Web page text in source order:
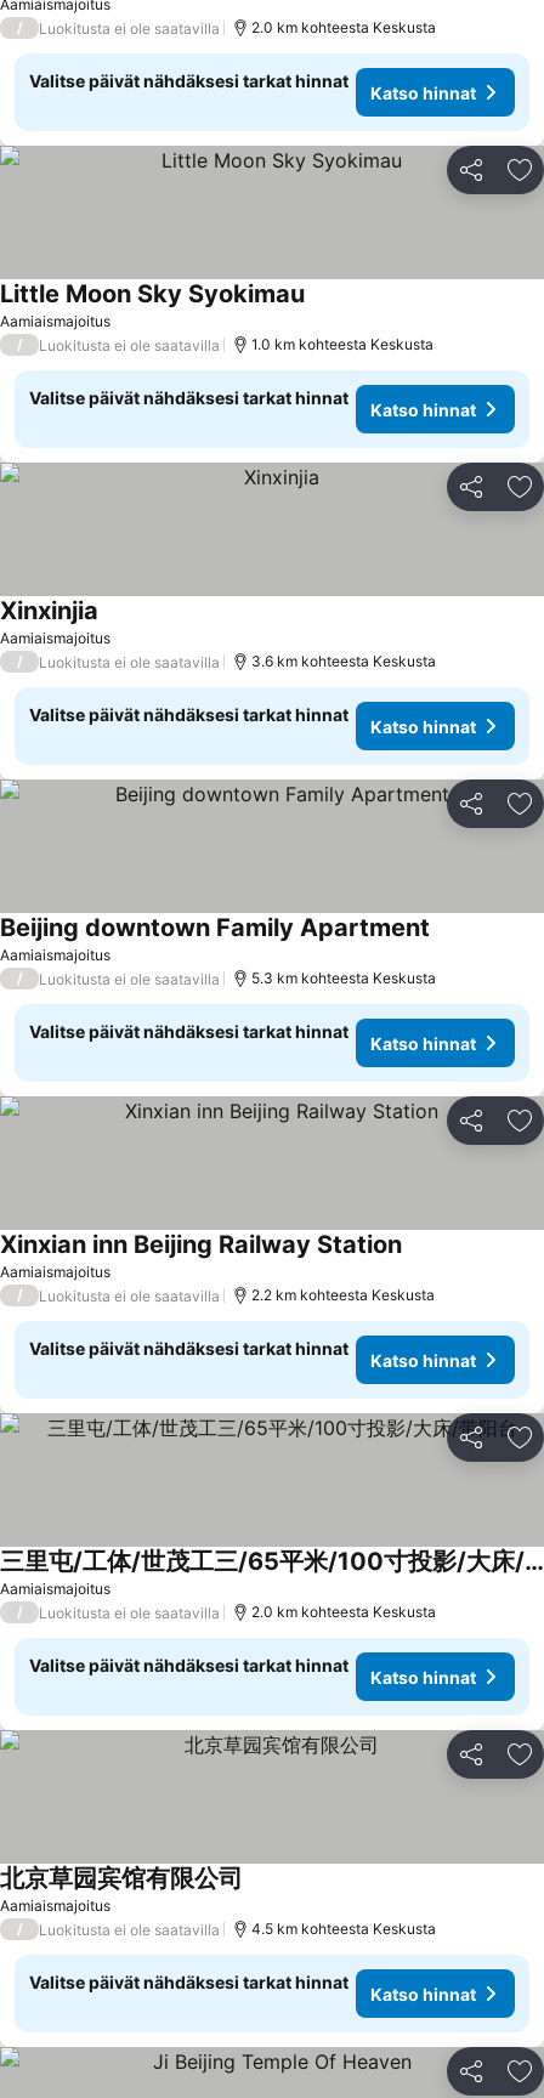
Aamiaismajoitus
/
Luokitusta ei ole saatavilla 2.0 km kohteesta Keskusta
Valitse päivät nähdäksesi tarkat hinnat
Katso hinnat
Jaa
Aamiaismajoitus
Little Moon Sky Syokimau
/ Luokitusta ei ole saatavilla 1.0 km kohteesta Keskusta
Valitse päivät nähdäksesi tarkat hinnat
Katso hinnat
Jaa
Aamiaismajoitus
Xinxinjia
/ Luokitusta ei ole saatavilla 3.6 km kohteesta Keskusta
Valitse päivät nähdäksesi tarkat hinnat
Katso hinnat
Jaa
Aamiaismajoitus
Beijing downtown Family Apartment
/ Luokitusta ei ole saatavilla 5.3 km kohteesta Keskusta
Valitse päivät nähdäksesi tarkat hinnat
Katso hinnat
Jaa
Aamiaismajoitus
Xinxian inn Beijing Railway Station
/ Luokitusta ei ole saatavilla 2.2 km kohteesta Keskusta
Valitse päivät nähdäksesi tarkat hinnat
Katso hinnat
Jaa
Aamiaismajoitus
三里屯/工体/世茂工三/65平米/100寸投影/大床/带阳台
/ Luokitusta ei ole saatavilla 2.0 km kohteesta Keskusta
Valitse päivät nähdäksesi tarkat hinnat
Katso hinnat
Jaa
Aamiaismajoitus
北京草园宾馆有限公司
/ Luokitusta ei ole saatavilla 4.5 km kohteesta Keskusta
Valitse päivät nähdäksesi tarkat hinnat
Katso hinnat
Jaa